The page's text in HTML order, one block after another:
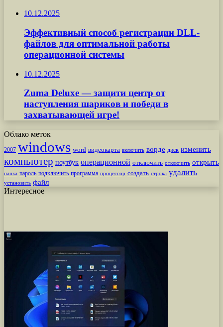
10.12.2025
Эффективный способ регистрации DLL-
файлов для оптимальной работы
операционной системы
10.12.2025
Zuma Deluxe — защити центр от
наступления шариков и победи в
захватывающей игре!
Облако меток
2007 windows word видеокарта включить ворде диск изменить
компьютер ноутбук операционной отключить отключить открыть
папка пароль подключить программа процессор создать строка удалить
установить файл
Интересное